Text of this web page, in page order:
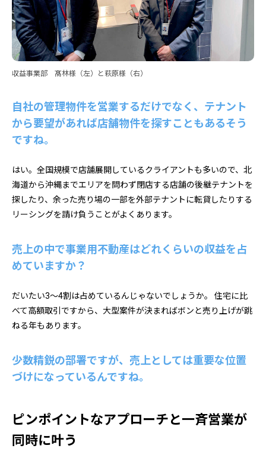
収益事業部 髙林様（左）と萩原様（右）
自社の管理物件を営業するだけでなく、テナント
から要望があれば店舗物件を探すこともあるそう
ですね。
はい。全国規模で店舗展開しているクライアントも多いので、北
海道から沖縄までエリアを問わず閉店する店舗の後継テナントを
探したり、余った売り場の一部を外部テナントに転貸したりする
リーシングを請け負うことがよくあります。
売上の中で事業用不動産はどれくらいの収益を占
めていますか？
だいたい3～4割は占めているんじゃないでしょうか。 住宅に比
べて高額取引ですから、大型案件が決まればボンと売り上げが跳
ねる年もあります。
少数精鋭の部署ですが、売上としては重要な位置
づけになっているんですね。
ピンポイントなアプローチと一斉営業が
同時に叶う